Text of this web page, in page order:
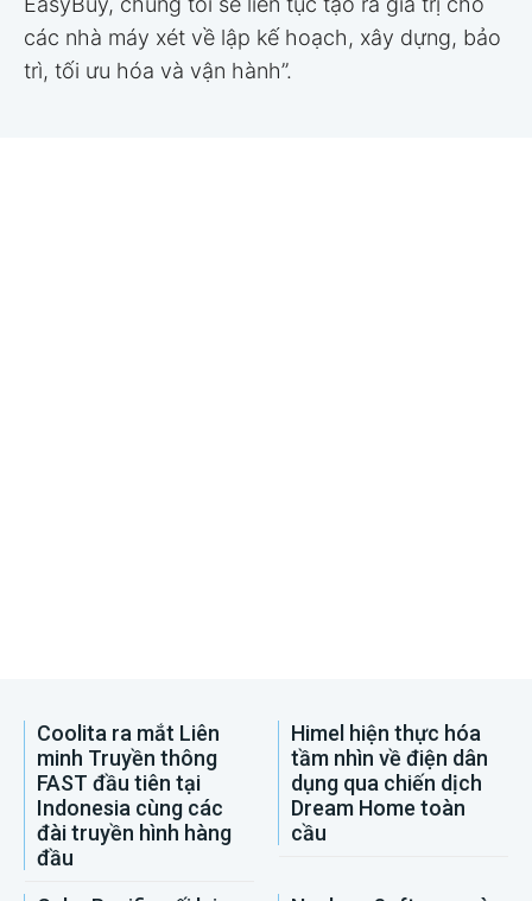
các nhà máy xét về lập kế hoạch, xây dựng, bảo
trì, tối ưu hóa và vận hành”.
Coolita ra mắt Liên
minh Truyền thông
FAST đầu tiên tại
Indonesia cùng các
đài truyền hình hàng
đầu
Himel hiện thực hóa
tầm nhìn về điện dân
dụng qua chiến dịch
Dream Home toàn
cầu